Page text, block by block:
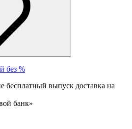
без %
бесплатный выпуск доставка на